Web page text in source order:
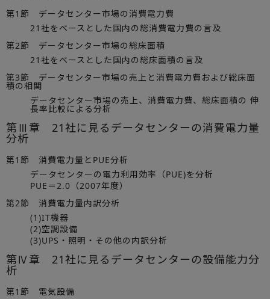
第1節 データセンター市場の消費電力費
21社をベースとした国内の総消費電力費の言及
第2節 データセンター市場の総床面積
21社をベースとした国内の総床面積の言及
第3節 データセンター市場の売上と消費電力費および総床面
積の相関
データセンター市場の売上、消費電力費、総床面積の 伸
長率比較による分析
第Ⅲ章 21社に見るデータセンターの消費電力量
分析
第1節 消費電力量とPUE分析
データセンターの電力利用効率（PUE)を分析
PUE＝2.0（2007年度）
第2節 消費電力量内訳分析
(1)IT機器
(2)空調設備
(3)UPS・照明・その他の内訳分析
第Ⅳ章 21社に見るデータセンターの設備能力分
析
第1節 電気設備